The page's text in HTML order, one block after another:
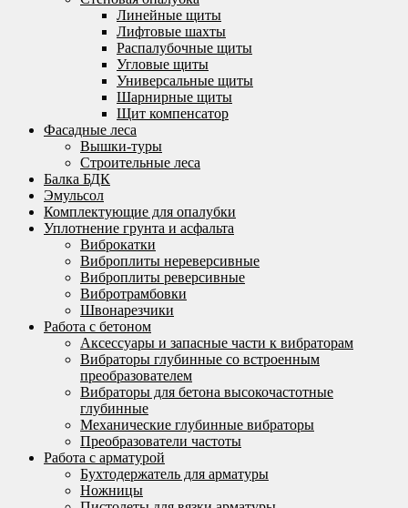
Линейные щиты
Лифтовые шахты
Распалубочные щиты
Угловые щиты
Универсальные щиты
Шарнирные щиты
Щит компенсатор
Фасадные леса
Вышки-туры
Строительные леса
Балка БДК
Эмульсол
Комплектующие для опалубки
Уплотнение грунта и асфальта
Виброкатки
Виброплиты нереверсивные
Виброплиты реверсивные
Вибротрамбовки
Швонарезчики
Работа с бетоном
Аксессуары и запасные части к вибраторам
Вибраторы глубинные со встроенным
преобразователем
Вибраторы для бетона высокочастотные
глубинные
Механические глубинные вибраторы
Преобразователи частоты
Работа с арматурой
Бухтодержатель для арматуры
Ножницы